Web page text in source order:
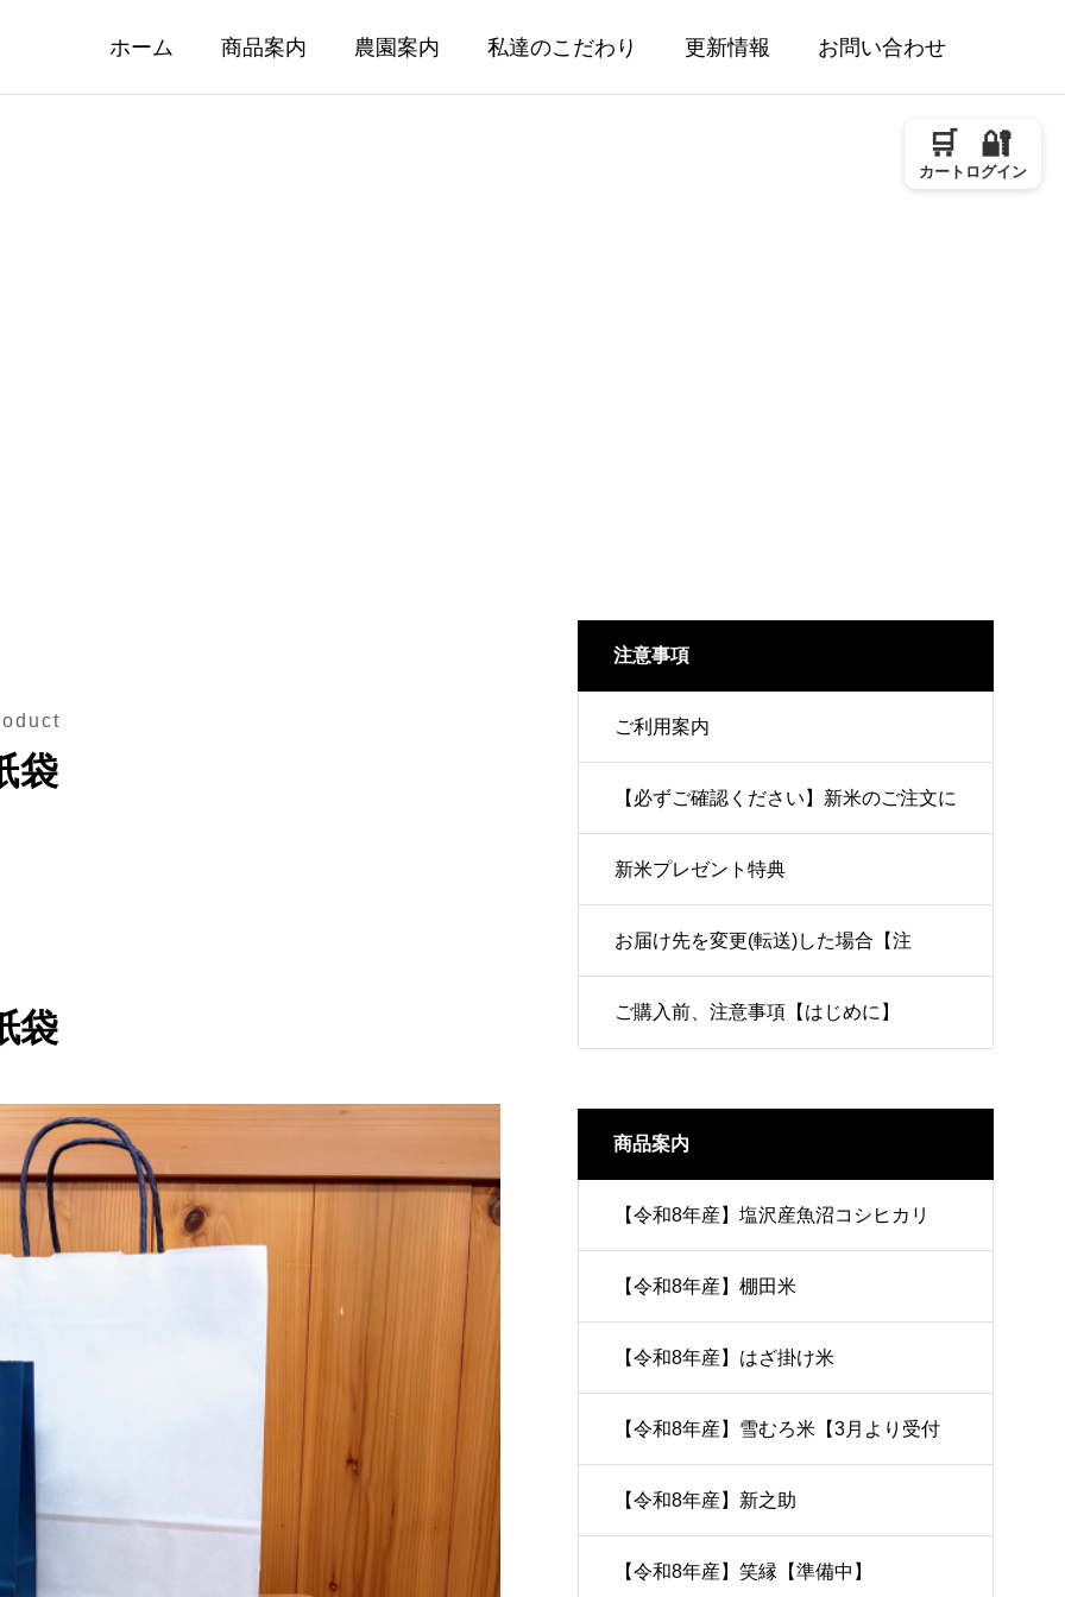
🛒
カート
🔐
ログイン
ホーム 商品案内 農園案内 私達のこだわり 更新情報 お問い合わせ
袋
袋
注意事項
ご利用案内
【必ずご確認ください】新米のご注文に
ついて
新米プレゼント特典
お届け先を変更(転送)した場合【注
意！】
ご購入前、注意事項【はじめに】
商品案内
【令和8年産】塩沢産魚沼コシヒカリ
【令和8年産】棚田米
【令和8年産】はざ掛け米
【令和8年産】雪むろ米【3月より受付
予定】
【令和8年産】新之助
【令和8年産】笑縁【準備中】